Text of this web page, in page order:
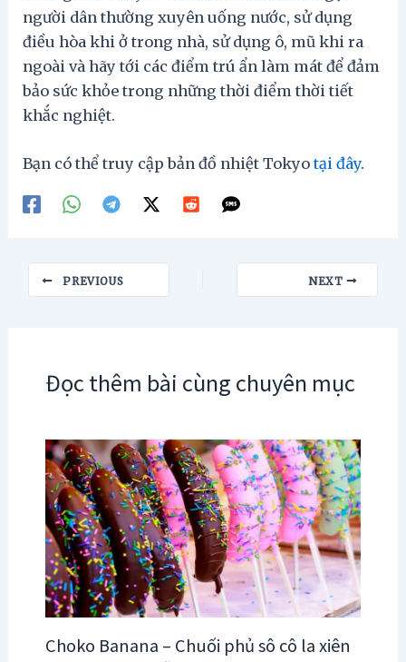
người dân thường xuyên uống nước, sử dụng
điều hòa khi ở trong nhà, sử dụng ô, mũ khi ra
ngoài và hãy tới các điểm trú ẩn làm mát để đảm
bảo sức khỏe trong những thời điểm thời tiết
khắc nghiệt.
Bạn có thể truy cập bản đồ nhiệt Tokyotại đây.
navigation
PREVIOUS NEXT
Đọc thêm bài cùng chuyên mục
Choko Banana – Chuối phủ sô cô la xiên